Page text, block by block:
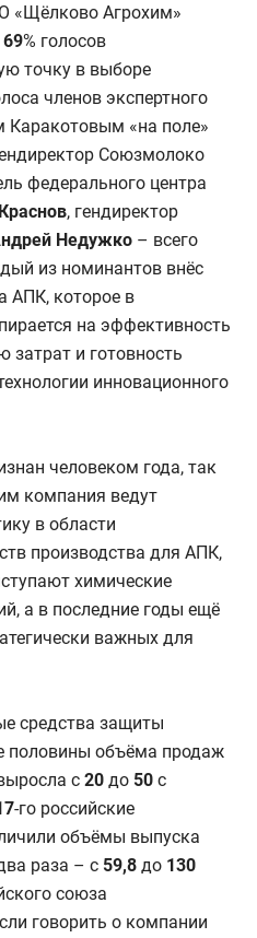
«Щёлково Агрохим»
69% голосов
точку в выборе
членов экспертного
Каракотовым «на поле»
Союзмолоко
федерального центра
, гендиректор
Недужко – всего
из номинантов внёс
АПК, которое в
на эффективность
затрат и готовность
инновационного
человеком года, так
компания ведут
в области
производства для АПК,
химические
а в последние годы ещё
важных для
средства защиты
половины объёма продаж
с 20 до 50 с
-го российские
объёмы выпуска
раза – с 59,8 до 130
союза
говорить о компании